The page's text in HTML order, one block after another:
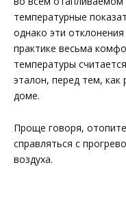
температурные
однако эти
практике весьма
температуры
эталон, перед тем, как
доме.
Проще говоря,
справляться с
воздуха.